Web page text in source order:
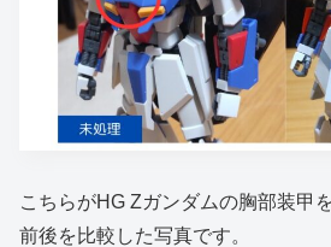
こちらがHG Zガンダムの胸部装甲
前後を比較した写真です。